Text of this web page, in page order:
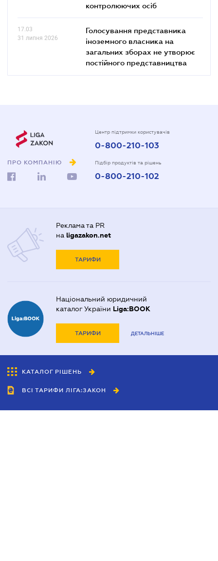
контролюючих осіб
17.03
31 липня 2026
Голосування представника
іноземного власника на
загальних зборах не утворює
постійного представництва
ПРО КОМПАНІЮ
Центр підтримки користувачів
0-800-210-103
Підбір продуктів та рішень
0-800-210-102
Реклама та PR
на ligazakon.net
ТАРИФИ
Національний юридичний
каталог України Liga:BOOK
ТАРИФИ ДЕТАЛЬНІШЕ
КАТАЛОГ РІШЕНЬ
ВСІ ТАРИФИ ЛІГА:ЗАКОН